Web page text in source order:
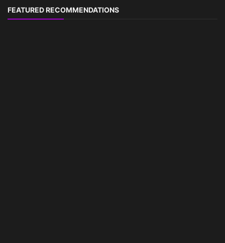
FEATURED RECOMMENDATIONS